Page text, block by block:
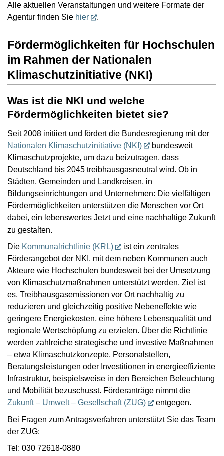
Alle aktuellen Veranstaltungen und weitere Formate der
Agentur finden Sie hier .
Fördermöglichkeiten für Hochschulen
im Rahmen der Nationalen
Klimaschutzinitiative (NKI)
Was ist die NKI und welche
Fördermöglichkeiten bietet sie?
Seit 2008 initiiert und fördert die Bundesregierung mit der
Nationalen Klimaschutzinitiative (NKI)
bundesweit
Klimaschutzprojekte, um dazu beizutragen, dass
Deutschland bis 2045 treibhausgasneutral wird. Ob in
Städten, Gemeinden und Landkreisen, in
Bildungseinrichtungen und Unternehmen: Die vielfältigen
Fördermöglichkeiten unterstützen die Menschen vor Ort
dabei, ein lebenswertes Jetzt und eine nachhaltige Zukunft
zu gestalten.
Die Kommunalrichtlinie (KRL)
ist ein zentrales
Förderangebot der NKI, mit dem neben Kommunen auch
Akteure wie Hochschulen bundesweit bei der Umsetzung
von Klimaschutzmaßnahmen unterstützt werden. Ziel ist
es, Treibhausgasemissionen vor Ort nachhaltig zu
reduzieren und gleichzeitig positive Nebeneffekte wie
geringere Energiekosten, eine höhere Lebensqualität und
regionale Wertschöpfung zu erzielen. Über die Richtlinie
werden zahlreiche strategische und investive Maßnahmen
– etwa Klimaschutzkonzepte, Personalstellen,
Beratungsleistungen oder Investitionen in energieeffiziente
Infrastruktur, beispielsweise in den Bereichen Beleuchtung
und Mobilität bezuschusst. Förderanträge nimmt die
Zukunft – Umwelt – Gesellschaft (ZUG)
entgegen.
Bei Fragen zum Antragsverfahren unterstützt Sie das Team
der ZUG:
Tel: 030 72618-0880